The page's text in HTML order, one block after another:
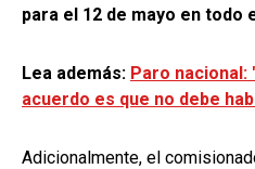
para el 12 de mayo en todo
Lea además: Paro nacional:
acuerdo es que no debe
Adicionalmente, el